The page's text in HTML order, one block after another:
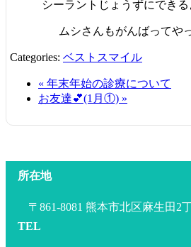
シーラントじょうずにできる
ムシさんもがんばってや
Categories: ベストスマイル
« 年末年始の診療について
お友達💕(1月①) »
所在地
〒861-8081 熊本市北区麻生田2
TEL